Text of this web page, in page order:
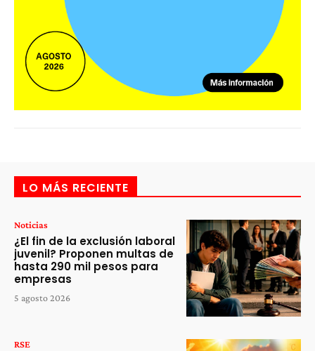
LO MÁS RECIENTE
Noticias
¿El fin de la exclusión laboral
juvenil? Proponen multas de
hasta 290 mil pesos para
empresas
5 agosto 2026
RSE